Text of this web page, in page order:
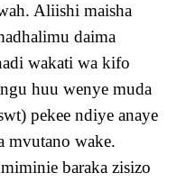
Aliishi maisha
daima
wakati wa kifo
huu wenye muda
pekee ndiye anaye
mvutano wake.
baraka zisizo